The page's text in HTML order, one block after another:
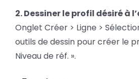
2. Dessiner le profil désiré à
Onglet Créer > Ligne >
outils de dessin pour créer le
Niveau de réf. ».